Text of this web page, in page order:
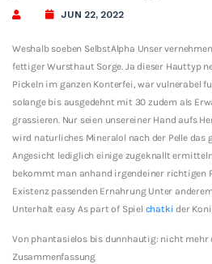
JUN 22, 2022
Weshalb soeben SelbstAlpha Unser
fettiger Wursthaut Sorge. Ja dieser Hauttyp
Pickeln im ganzen Konterfei, war vulnerabel
solange bis ausgedehnt mit 30 zudem als
grassieren. Nur seien unsereiner Hand aufs
wird naturliches Mineralol nach der Pelle das
Angesicht lediglich einige zugeknallt
bekommt man anhand irgendeiner richtigen
Existenz passenden Ernahrung Unter
Unterhalt easy As part of Spiel chatki der
Von phantasielos bis dunnhautig: nicht mehr
Zusammenfassung